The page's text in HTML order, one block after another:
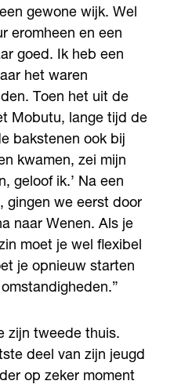
gewone wijk. Wel
eromheen en een
goed. Ik heb een
het waren
Toen het uit de
Mobutu, lange tijd de
bakstenen ook bij
kwamen, zei mijn
geloof ik.’ Na een
gingen we eerst door
naar Wenen. Als je
moet je wel flexibel
je opnieuw starten
zijn tweede thuis.
deel van zijn jeugd
op zeker moment